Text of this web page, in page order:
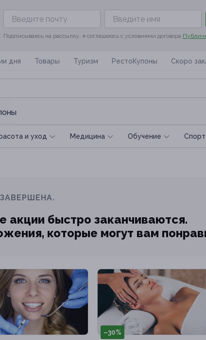
Подписываясь на рассылку, я соглашаюсь с условиями договора
дня Товары Туризм РестоКупоны Скоро
и уход Медицина Обучение
быстро заканчиваются.
которые могут вам
–30%